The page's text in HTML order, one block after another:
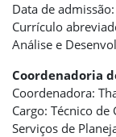
Data de
Currículo
Análise e
Coordenadoria
Coordenadora:
Cargo: Técnico
Serviços de